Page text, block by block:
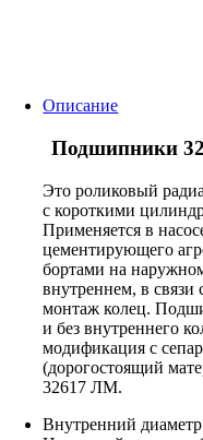
Описание
Подшипники
Это роликовый
с короткими
Применяется в
цементирующего
бортами на
внутреннем, в связи
монтаж колец.
и без внутреннего
модификация с
(дорогостоящий
32617 ЛМ.
Внутренний